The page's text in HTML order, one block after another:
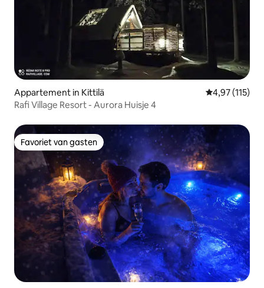
Appartement in Kittilä Gemiddelde
4,97 (115)
Rafi Village Resort - Aurora Huisje 4
Favoriet van gasten
Favoriet van gasten